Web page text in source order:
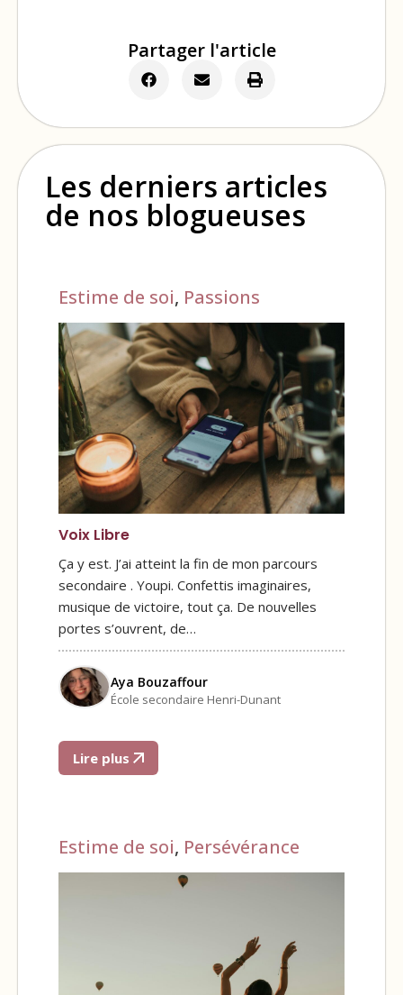
Partager l'article
Les derniers articles
de nos blogueuses
Estime de soi, Passions
Voix Libre
Ça y est. J’ai atteint la fin de mon parcours
secondaire . Youpi. Confettis imaginaires,
musique de victoire, tout ça. De nouvelles
portes s’ouvrent, de…
Aya Bouzaffour
École secondaire Henri-Dunant
Lire plus
Estime de soi, Persévérance